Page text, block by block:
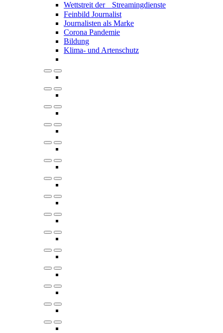
Wettstreit der Streamingdienste
Feinbild Journalist
Journalisten als Marke
Corona Pandemie
Bildung
Klima- und Artenschutz